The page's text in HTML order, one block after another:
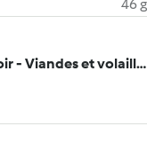
46 g
Larousse Petits plats du soir - Viandes et volailles Vol.II